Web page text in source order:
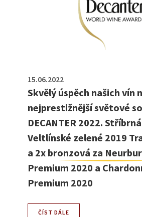
Skvělý úspěch našich vín
nejprestižnější světové
DECANTER 2022.
Veltlínské zelené 2019
a 2x bronzová za
Premium 2020 a
Premium 2020
15.06.2022
ČÍST DÁLE